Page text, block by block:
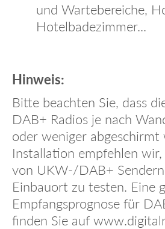
und Wartebereiche,
Hotelbadezimmer...
Hinweis:
Bitte beachten Sie, dass
DAB+ Radios je nach
oder weniger abgeschirmt
Installation empfehlen
von UKW-/DAB+
Einbauort zu testen. Eine
Empfangsprognose für
finden Sie auf